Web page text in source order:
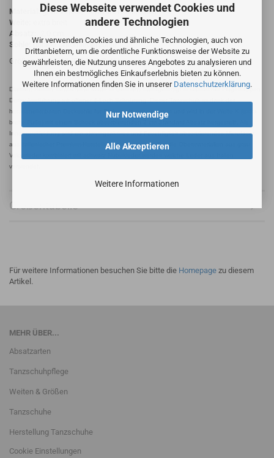
Diese Webseite verwendet Cookies und
andere Technologien
Wir verwenden Cookies und ähnliche Technologien, auch von
Drittanbietern, um die ordentliche Funktionsweise der Website zu
gewährleisten, die Nutzung unseres Angebotes zu analysieren und
Ihnen ein bestmögliches Einkaufserlebnis bieten zu können.
Weitere Informationen finden Sie in unserer Datenschutzerklärung.
Alle Akzeptieren
Nur Notwendige
Weitere Informationen
Material: grau Velour/ schwarz Nubukleder
Weite:
Absatz:
Sohle:
dunkle Chromledersohle
Größen:Uk 7.5-11 (EU 41 1/3-46)
Diamant Herren Tanzschuhe Made in Germany handgefertigt in klassischer Flügelkappen
Derby Ausführung mit offener 4-Loch Schnürung. Dieser Tanzschuh ist dank der
herausnehmbaren Decksohle für Einlagenträger geeignet und wird in der Weite K (extra
breite Füße) mit einem Schock absorbierenden 2 cm Standard Absatz hergestellt. Als
Innenauskleidung wird ein atmungsaktives und Feuchtigkeit absorbierendes Microfaser
aus italienischer Premium-Herstellung eingearbeitet. Für die Obermaterialien aus grau
Velourleder kombiniert mit schwarz Nubukleder werden weiche Leder aus Italien
verwendet.
Größentabelle
Für weitere Informationen besuchen Sie bitte die Homepage zu diesem
Artikel.
MEHR ÜBER...
Absatzarten
Tanzschuhpflege
Weiten & Größen
Tanzschuhe
Herstellung Tanzschuhe
Cookie Einstellungen